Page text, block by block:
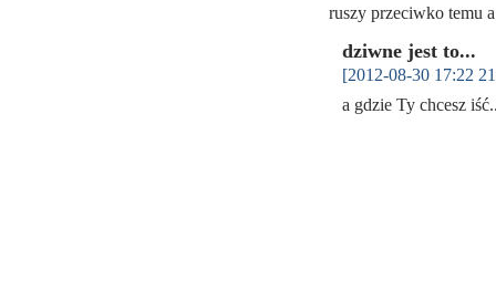
ruszy przeciwko temu
dziwne jest to...
[2012-08-30 17:22
a gdzie Ty chcesz